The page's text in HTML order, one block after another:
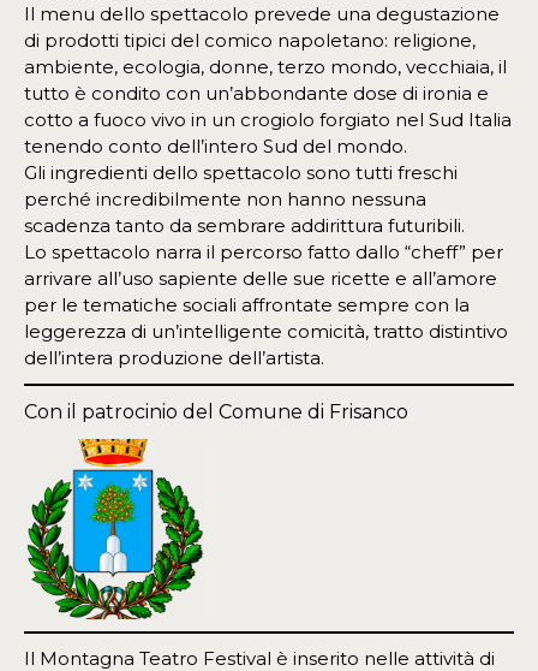
Il menu dello spettacolo prevede una degustazione
di prodotti tipici del comico napoletano: religione,
ambiente, ecologia, donne, terzo mondo, vecchiaia, il
tutto è condito con un’abbondante dose di ironia e
cotto a fuoco vivo in un crogiolo forgiato nel Sud Italia
tenendo conto dell’intero Sud del mondo.
Gli ingredienti dello spettacolo sono tutti freschi
perché incredibilmente non hanno nessuna
scadenza tanto da sembrare addirittura futuribili.
Lo spettacolo narra il percorso fatto dallo “cheff” per
arrivare all’uso sapiente delle sue ricette e all’amore
per le tematiche sociali affrontate sempre con la
leggerezza di un’intelligente comicità, tratto distintivo
dell’intera produzione dell’artista.
Con il patrocinio del Comune di Frisanco
Il Montagna Teatro Festival è inserito nelle attività di